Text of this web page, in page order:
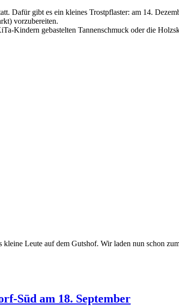
Dafür gibt es ein kleines Trostpflaster: am 14.
vorzubereiten.
Kindern gebastelten Tannenschmuck oder die
Leute auf dem Gutshof. Wir laden nun schon
Süd am 18. September